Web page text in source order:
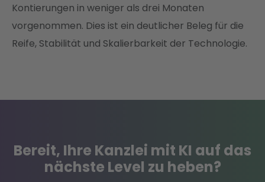
Kontierungen in weniger als drei Monaten
vorgenommen. Dies ist ein deutlicher Beleg für die
Reife, Stabilität und Skalierbarkeit der Technologie.
Bereit, Ihre Kanzlei mit KI auf das
nächste Level zu heben?